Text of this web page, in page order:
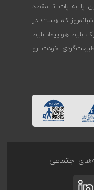
پا به پات تا مقصد
که هست؛ در
بلیط هواپیما، بلیط
خودت رو
اجتماعی